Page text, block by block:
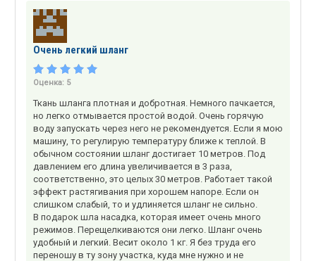
Очень легкий шланг
Оценка: 5
Ткань шланга плотная и добротная. Немного пачкается,
но легко отмывается простой водой. Очень горячую
воду запускать через него не рекомендуется. Если я мою
машину, то регулирую температуру ближе к теплой. В
обычном состоянии шланг достигает 10 метров. Под
давлением его длина увеличивается в 3 раза,
соответственно, это целых 30 метров. Работает такой
эффект растягивания при хорошем напоре. Если он
слишком слабый, то и удлиняется шланг не сильно.
В подарок шла насадка, которая имеет очень много
режимов. Перещелкиваются они легко. Шланг очень
удобный и легкий. Весит около 1 кг. Я без труда его
переношу в ту зону участка, куда мне нужно и не